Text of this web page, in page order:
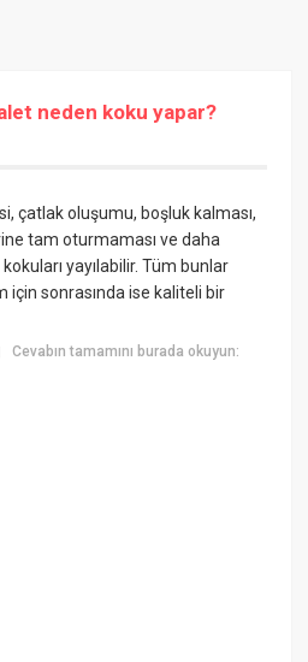
neden koku yapar?
çatlak oluşumu, boşluk kalması,
tam oturmaması ve daha
yayılabilir. Tüm bunlar
için sonrasında ise kaliteli bir
Cevabın tamamını burada okuyun: